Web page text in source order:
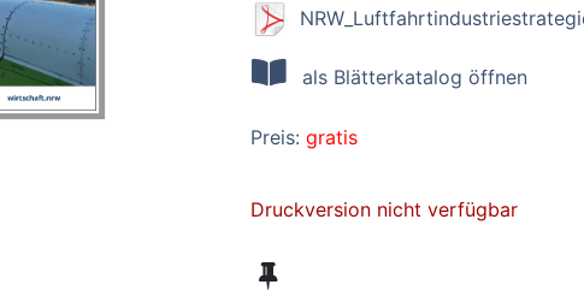
als Blätterkatalog öffnen
Preis: gratis
Druckversion nicht verfügbar